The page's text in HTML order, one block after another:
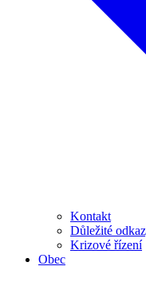
Kontakt
Důležité
Krizové řízení
Obec